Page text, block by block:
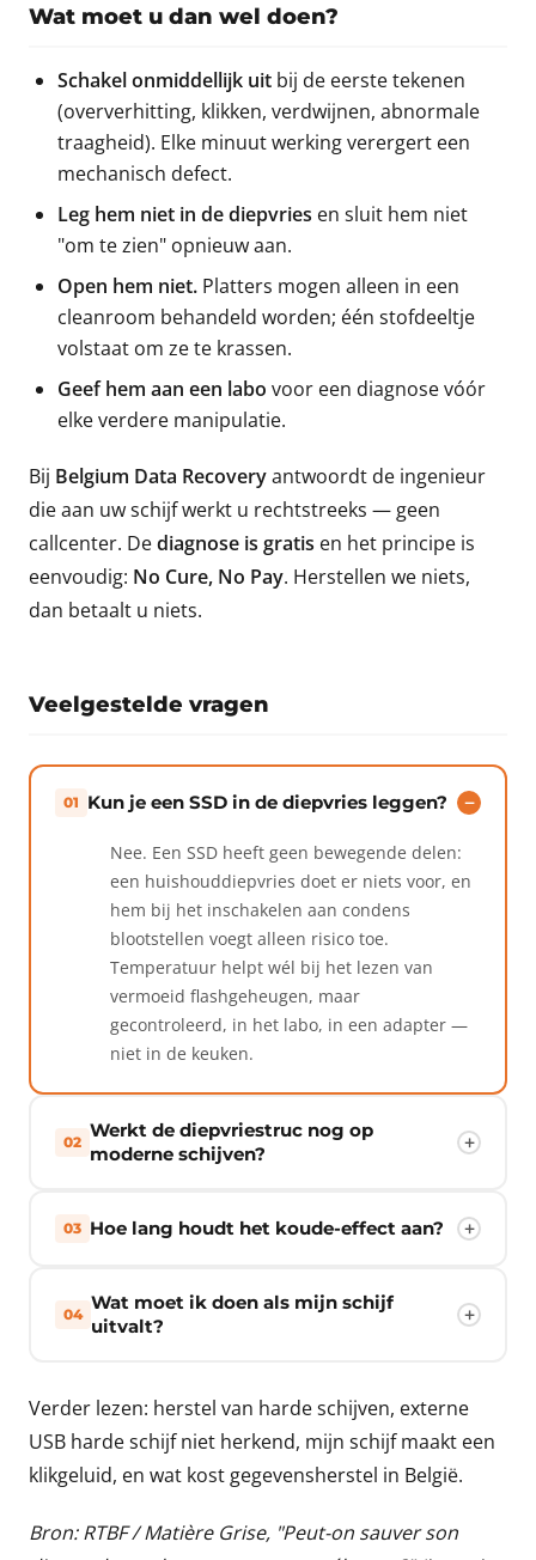
Wat moet u dan wel doen?
Schakel onmiddellijk uit bij de eerste tekenen
(oververhitting, klikken, verdwijnen, abnormale
traagheid). Elke minuut werking verergert een
mechanisch defect.
Leg hem niet in de diepvries en sluit hem niet
"om te zien" opnieuw aan.
Open hem niet. Platters mogen alleen in een
cleanroom behandeld worden; één stofdeeltje
volstaat om ze te krassen.
Geef hem aan een labo voor een diagnose vóór
elke verdere manipulatie.
Bij Belgium Data Recoveryantwoordt de ingenieur
die aan uw schijf werkt u rechtstreeks — geen
callcenter. Dediagnose is gratis en het principe is
eenvoudig: No Cure, No Pay. Herstellen we niets,
dan betaalt u niets.
Veelgestelde vragen
01 Kun je een SSD in de diepvries leggen?
Nee. Een SSD heeft geen bewegende delen:
een huishouddiepvries doet er niets voor, en
hem bij het inschakelen aan condens
blootstellen voegt alleen risico toe.
Temperatuur helpt wél bij het lezen van
vermoeid flashgeheugen, maar
gecontroleerd, in het labo, in een adapter —
niet in de keuken.
02
Werkt de diepvriestruc nog op
moderne schijven?
03 Hoe lang houdt het koude-effect aan?
04
Wat moet ik doen als mijn schijf
uitvalt?
Verder lezen: herstel van harde schijven, externe
USB harde schijf niet herkend, mijn schijf maakt een
klikgeluid, en wat kost gegevensherstel in België.
Bron: RTBF / Matière Grise, "Peut-on sauver son